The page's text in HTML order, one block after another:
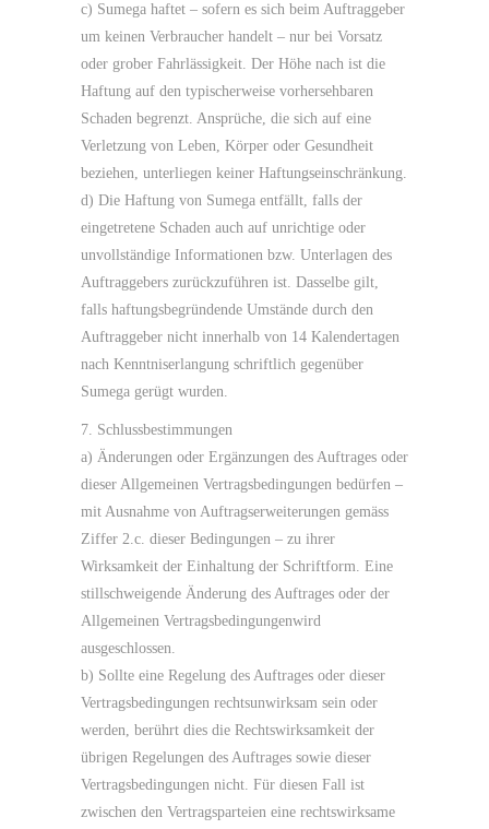
c) Sumega haftet – sofern es sich beim Auftraggeber
um keinen Verbraucher handelt – nur bei Vorsatz
oder grober Fahrlässigkeit. Der Höhe nach ist die
Haftung auf den typischerweise vorhersehbaren
Schaden begrenzt. Ansprüche, die sich auf eine
Verletzung von Leben, Körper oder Gesundheit
beziehen, unterliegen keiner Haftungseinschränkung.
d) Die Haftung von Sumega entfällt, falls der
eingetretene Schaden auch auf unrichtige oder
unvollständige Informationen bzw. Unterlagen des
Auftraggebers zurückzuführen ist. Dasselbe gilt,
falls haftungsbegründende Umstände durch den
Auftraggeber nicht innerhalb von 14 Kalendertagen
nach Kenntniserlangung schriftlich gegenüber
Sumega gerügt wurden.
7. Schlussbestimmungen
a) Änderungen oder Ergänzungen des Auftrages oder
dieser Allgemeinen Vertragsbedingungen bedürfen –
mit Ausnahme von Auftragserweiterungen gemäss
Ziffer 2.c. dieser Bedingungen – zu ihrer
Wirksamkeit der Einhaltung der Schriftform. Eine
stillschweigende Änderung des Auftrages oder der
Allgemeinen Vertragsbedingungenwird
ausgeschlossen.
b) Sollte eine Regelung des Auftrages oder dieser
Vertragsbedingungen rechtsunwirksam sein oder
werden, berührt dies die Rechtswirksamkeit der
übrigen Regelungen des Auftrages sowie dieser
Vertragsbedingungen nicht. Für diesen Fall ist
zwischen den Vertragsparteien eine rechtswirksame